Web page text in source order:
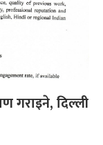
गराइने, दिल्ली